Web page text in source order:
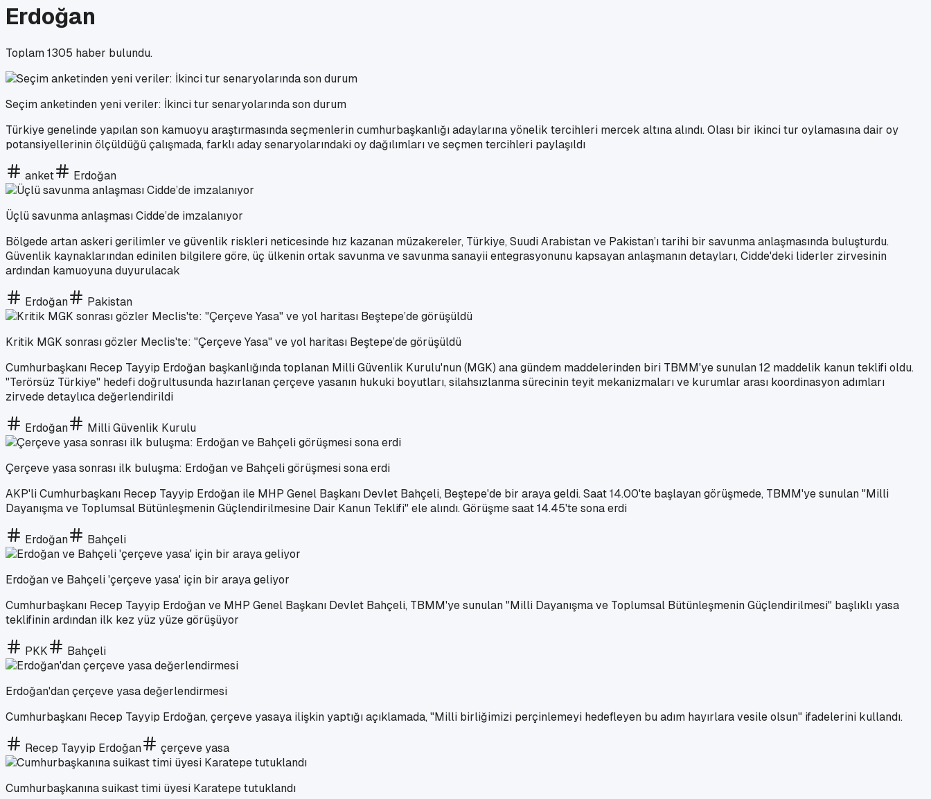
Erdoğan
Toplam1305 haber bulundu.
Seçim anketinden yeni veriler: İkinci tur senaryolarında son durum
Türkiye genelinde yapılan son kamuoyu araştırmasında seçmenlerin cumhurbaşkanlığı adaylarına yönelik tercihleri mercek altına alındı. Olası bir ikinci tur oylamasına dair oy
potansiyellerinin ölçüldüğü çalışmada, farklı aday senaryolarındaki oy dağılımları ve seçmen tercihleri paylaşıldı
anket Erdoğan
Üçlü savunma anlaşması Cidde’de imzalanıyor
Bölgede artan askeri gerilimler ve güvenlik riskleri neticesinde hız kazanan müzakereler, Türkiye, Suudi Arabistan ve Pakistan’ı tarihi bir savunma anlaşmasında buluşturdu.
Güvenlik kaynaklarından edinilen bilgilere göre, üç ülkenin ortak savunma ve savunma sanayii entegrasyonunu kapsayan anlaşmanın detayları, Cidde'deki liderler zirvesinin
ardından kamuoyuna duyurulacak
Erdoğan Pakistan
Kritik MGK sonrası gözler Meclis'te: "Çerçeve Yasa" ve yol haritası Beştepe’de görüşüldü
Cumhurbaşkanı Recep Tayyip Erdoğan başkanlığında toplanan Milli Güvenlik Kurulu'nun (MGK) ana gündem maddelerinden biri TBMM'ye sunulan 12 maddelik kanun teklifi oldu.
"Terörsüz Türkiye" hedefi doğrultusunda hazırlanan çerçeve yasanın hukuki boyutları, silahsızlanma sürecinin teyit mekanizmaları ve kurumlar arası koordinasyon adımları
zirvede detaylıca değerlendirildi
Erdoğan Milli Güvenlik Kurulu
Çerçeve yasa sonrası ilk buluşma: Erdoğan ve Bahçeli görüşmesi sona erdi
AKP'li Cumhurbaşkanı Recep Tayyip Erdoğan ile MHP Genel Başkanı Devlet Bahçeli, Beştepe'de bir araya geldi. Saat 14.00'te başlayan görüşmede, TBMM'ye sunulan "Milli
Dayanışma ve Toplumsal Bütünleşmenin Güçlendirilmesine Dair Kanun Teklifi" ele alındı. Görüşme saat 14.45'te sona erdi
Erdoğan Bahçeli
Erdoğan ve Bahçeli 'çerçeve yasa' için bir araya geliyor
Cumhurbaşkanı Recep Tayyip Erdoğan ve MHP Genel Başkanı Devlet Bahçeli, TBMM'ye sunulan "Milli Dayanışma ve Toplumsal Bütünleşmenin Güçlendirilmesi" başlıklı yasa
teklifinin ardından ilk kez yüz yüze görüşüyor
PKK Bahçeli
Erdoğan'dan çerçeve yasa değerlendirmesi
Cumhurbaşkanı Recep Tayyip Erdoğan, çerçeve yasaya ilişkin yaptığı açıklamada, "Milli birliğimizi perçinlemeyi hedefleyen bu adım hayırlara vesile olsun" ifadelerini kullandı.
Recep Tayyip Erdoğan çerçeve yasa
Cumhurbaşkanına suikast timi üyesi Karatepe tutuklandı